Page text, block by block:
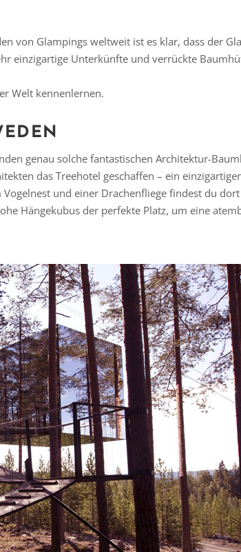
von Glampings weltweit ist es klar, dass der
einzigartige Unterkünfte und verrückte
Welt kennenlernen.
genau solche fantastischen Architektur-
das Treehotel geschaffen – ein
und einer Drachenfliege findest du
Hängekubus der perfekte Platz, um eine